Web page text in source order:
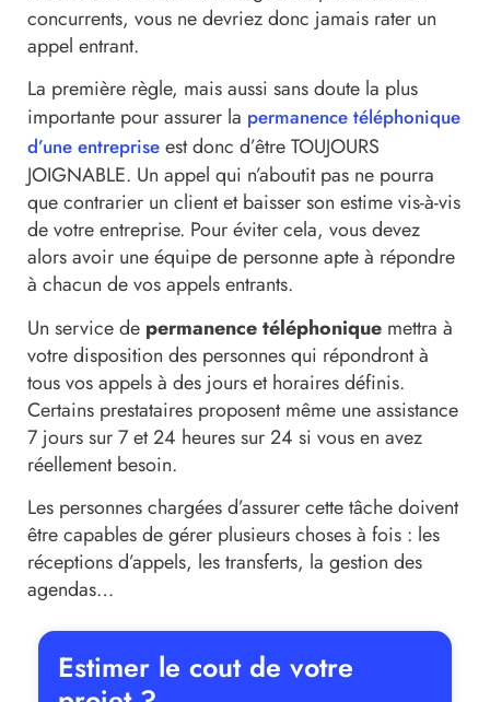
concurrents, vous ne devriez donc jamais rater un
appel entrant.
La première règle, mais aussi sans doute la plus
importante pour assurer la permanence téléphonique
d’une entreprise est donc d’être TOUJOURS
JOIGNABLE. Un appel qui n’aboutit pas ne pourra
que contrarier un client et baisser son estime vis-à-vis
de votre entreprise. Pour éviter cela, vous devez
alors avoir une équipe de personne apte à répondre
à chacun de vos appels entrants.
Un service de permanence téléphonique mettra à
votre disposition des personnes qui répondront à
tous vos appels à des jours et horaires définis.
Certains prestataires proposent même une assistance
7 jours sur 7 et 24 heures sur 24 si vous en avez
réellement besoin.
Les personnes chargées d’assurer cette tâche doivent
être capables de gérer plusieurs choses à fois : les
réceptions d’appels, les transferts, la gestion des
agendas…
Estimer le cout de votre